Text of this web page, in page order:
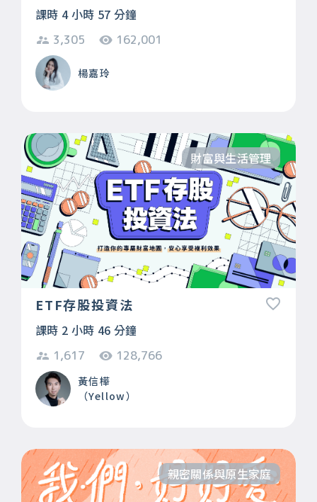
課時 4 小時 57 分鐘
3,305 162,001
楊嘉玲
財富與生活管理
ETF存股投資法
課時 2 小時 46 分鐘
1,617 128,766
黃信樺
（Yellow）
親密關係與原生家庭